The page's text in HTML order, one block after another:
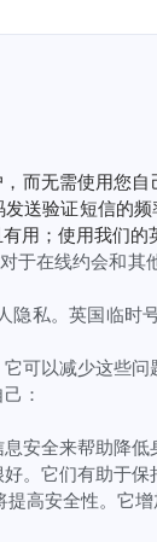
而无需使用您
送验证短信的频
用；使用我们的
于在线约会和其
私。英国临时
可以减少这些问
：
安全来帮助降低
。它们有助于保
提高安全性。它增